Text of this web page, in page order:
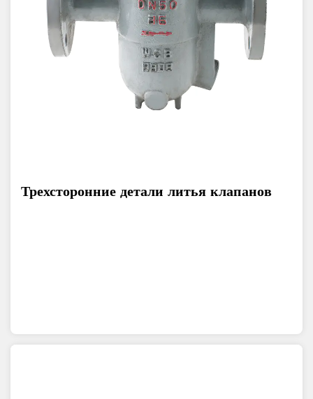
Трехсторонние детали литья клапанов